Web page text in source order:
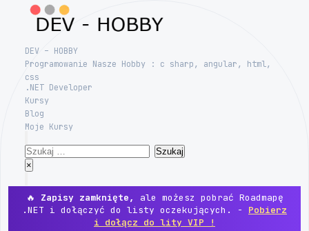
DEV – HOBBY
Programowanie Nasze Hobby : c sharp, angular, html,
css
.NET Developer
Kursy
Blog
Moje Kursy
Szukaj:
Close
×
🔥 Zapisy zamknięte, ale możesz pobrać Roadmapę
.NET i dołączyć do listy oczekujących. - Pobierz
i dołącz do lity VIP !